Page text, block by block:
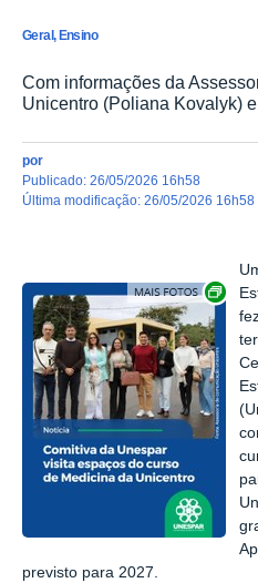
Geral, Ensino
Com informações da
Unicentro (Poliana Kovalyk)
por
publicado: 26/05/2026 16h58
última modificação: 26/05/2026 16h58
previsto para 2027.